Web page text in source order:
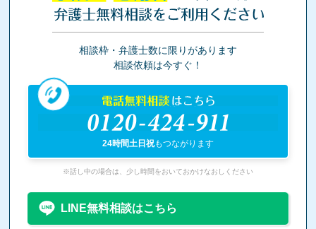
弁護士無料相談をご利用ください
相談枠・弁護士数に限りがあります
相談依頼は今すぐ！
電話無料相談はこちら
0120-424-911
24時間土日祝もつながります
※話し中の場合は、少し時間をおいておかけなおしください
LINE無料相談はこちら